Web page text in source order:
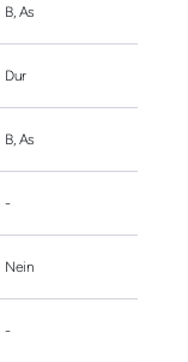
B, As
Dur
B, As
-
Nein
-